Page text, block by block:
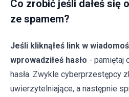
Co zrobić jeśli dałeś się
ze spamem?
Jeśli kliknąłeś link w
wprowadziłeś hasło - pamiętaj
hasła. Zwykle cyberprzestępcy
uwierzytelniające, a następnie